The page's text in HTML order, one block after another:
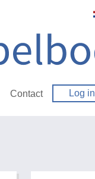
Contact Log in